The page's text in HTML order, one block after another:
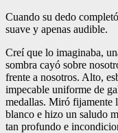
Cuando su dedo
suave y apenas audible.
Creí que lo imaginaba,
sombra cayó sobre
frente a nosotros. Alto,
impecable uniforme de
medallas. Miró fijamente
blanco e hizo un saludo
tan profundo e